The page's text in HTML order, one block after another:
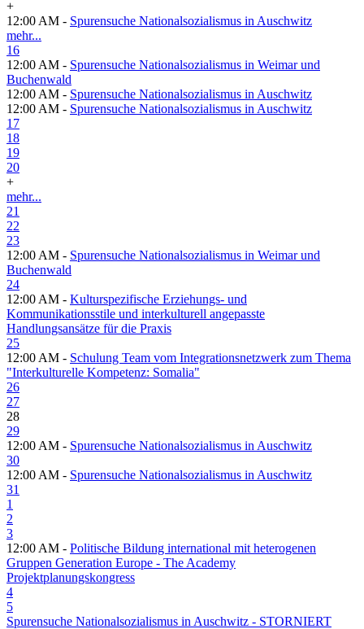
+
12:00 AM - Spurensuche Nationalsozialismus in Auschwitz
mehr...
16
12:00 AM - Spurensuche Nationalsozialismus in Weimar und
Buchenwald
12:00 AM - Spurensuche Nationalsozialismus in Auschwitz
12:00 AM - Spurensuche Nationalsozialismus in Auschwitz
17
18
19
20
+
mehr...
21
22
23
12:00 AM - Spurensuche Nationalsozialismus in Weimar und
Buchenwald
24
12:00 AM - Kulturspezifische Erziehungs- und
Kommunikationsstile und interkulturell angepasste
Handlungsansätze für die Praxis
25
12:00 AM - Schulung Team vom Integrationsnetzwerk zum Thema
"Interkulturelle Kompetenz: Somalia"
26
27
28
29
12:00 AM - Spurensuche Nationalsozialismus in Auschwitz
30
12:00 AM - Spurensuche Nationalsozialismus in Auschwitz
31
1
2
3
12:00 AM - Politische Bildung international mit heterogenen
Gruppen Generation Europe - The Academy
Projektplanungskongress
4
5
Spurensuche Nationalsozialismus in Auschwitz - STORNIERT